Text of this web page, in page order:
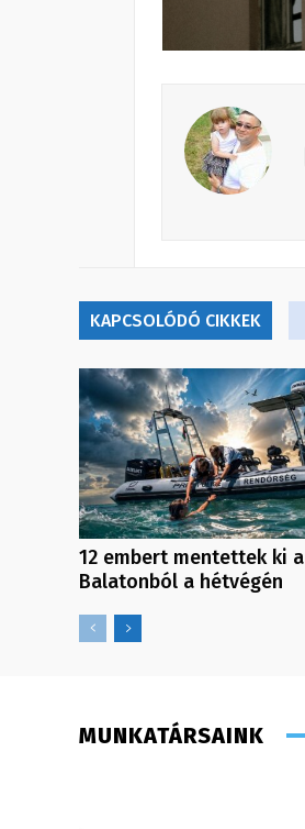
KAPCSOLÓDÓ CIKKEK
12 embert mentettek ki a
Balatonból a hétvégén
MUNKATÁRSAINK